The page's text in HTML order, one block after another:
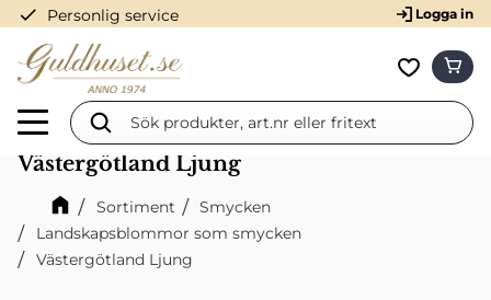
Meny
check Personlig service Logga in
Västergötland Ljung
Sortiment
Smycken
Landskapsblommor som smycken
Västergötland Ljung